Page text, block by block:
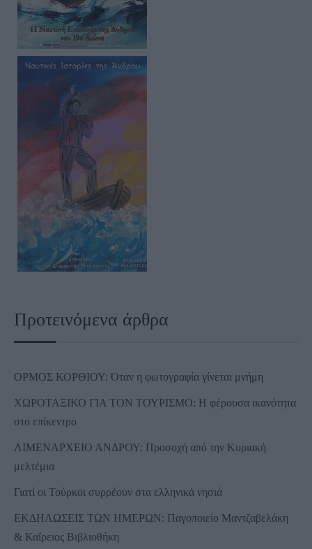
Προτεινόμενα άρθρα
ΟΡΜΟΣ ΚΟΡΘΙΟΥ: Όταν η φωτογραφία γίνεται μνήμη
ΧΩΡΟΤΑΞΙΚΟ ΓΙΑ ΤΟΝ ΤΟΥΡΙΣΜΟ: Η φέρουσα ικανότητα
στο επίκεντρο
ΛΙΜΕΝΑΡΧΕΙΟ ΑΝΔΡΟΥ: Προσοχή από την Κυριακή
μελτέμια
Γιατί οι Τούρκοι συρρέουν στα ελληνικά νησιά
ΕΚΔΗΛΩΣΕΙΣ ΤΩΝ ΗΜΕΡΩΝ: Παγοποιείο Μαντζαβελάκη
& Καΐρειος Βιβλιοθήκη